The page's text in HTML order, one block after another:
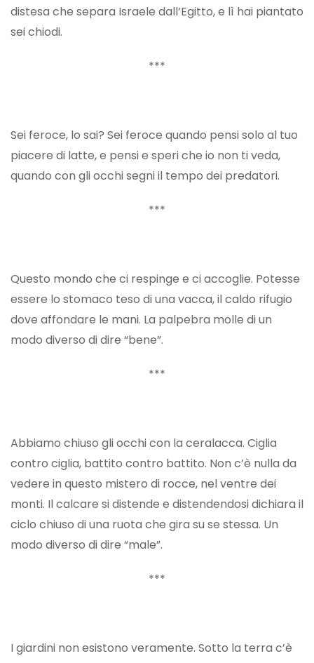
distesa che separa Israele dall’Egitto, e lì hai piantato
sei chiodi.
***
Sei feroce, lo sai? Sei feroce quando pensi solo al tuo
piacere di latte, e pensi e speri che io non ti veda,
quando con gli occhi segni il tempo dei predatori.
***
Questo mondo che ci respinge e ci accoglie. Potesse
essere lo stomaco teso di una vacca, il caldo rifugio
dove affondare le mani. La palpebra molle di un
modo diverso di dire “bene”.
***
Abbiamo chiuso gli occhi con la ceralacca. Ciglia
contro ciglia, battito contro battito. Non c’è nulla da
vedere in questo mistero di rocce, nel ventre dei
monti. Il calcare si distende e distendendosi dichiara il
ciclo chiuso di una ruota che gira su se stessa. Un
modo diverso di dire “male”.
***
I giardini non esistono veramente. Sotto la terra c’è